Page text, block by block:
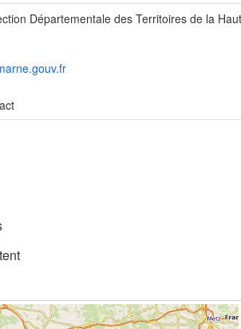
Départementale des Territoires de la